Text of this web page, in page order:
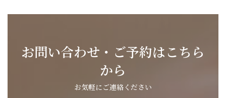
お問い合わせ・ご予約はこちら
から
お気軽にご連絡ください